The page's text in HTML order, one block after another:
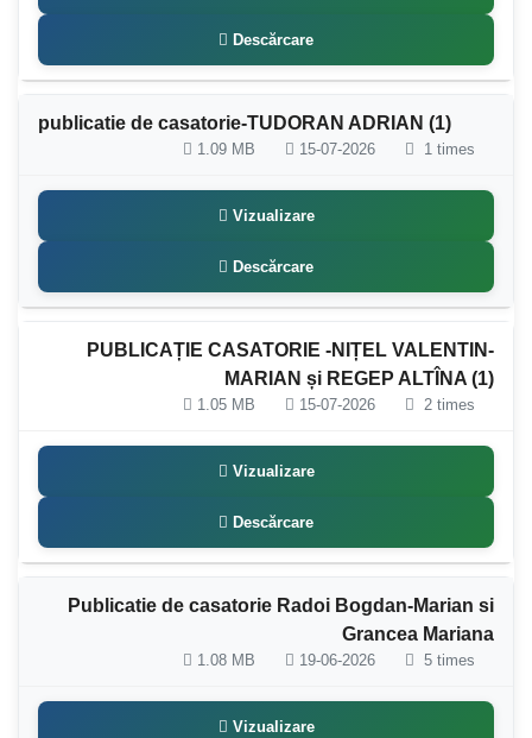
Descărcare
publicatie de casatorie-TUDORAN ADRIAN (1)
1.09 MB 15-07-2026 1 times
Vizualizare
Descărcare
PUBLICAȚIE CASATORIE -NIȚEL VALENTIN-
MARIAN și REGEP ALTÎNA (1)
1.05 MB 15-07-2026 2 times
Vizualizare
Descărcare
Publicatie de casatorie Radoi Bogdan-Marian si
Grancea Mariana
1.08 MB 19-06-2026 5 times
Vizualizare